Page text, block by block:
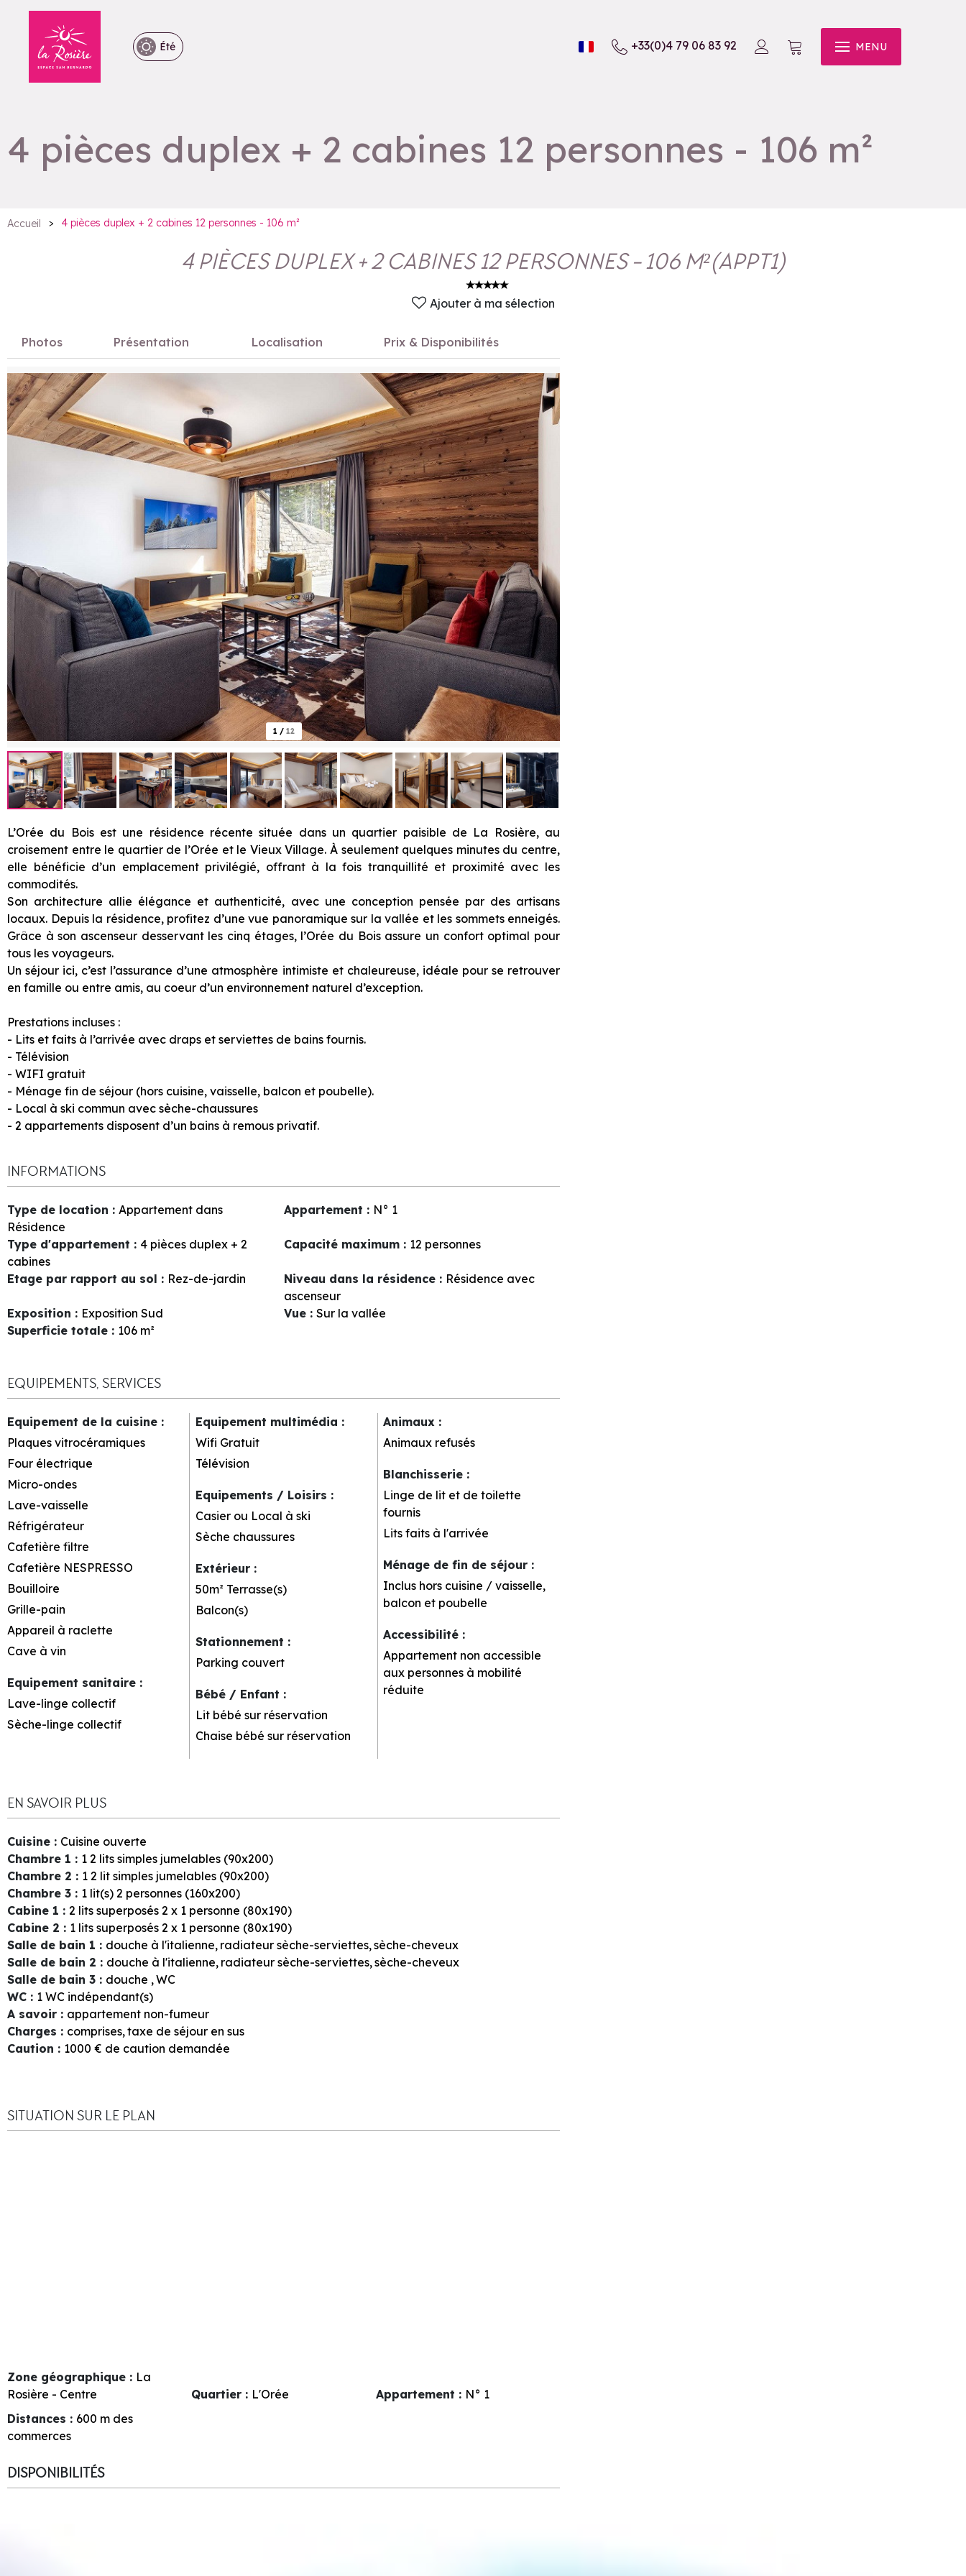
Été +33(0)4 79 06 83 92 MENU
4 pièces duplex + 2 cabines 12 personnes - 106 m²
Accueil > 4 pièces duplex + 2 cabines 12 personnes - 106 m²
4 PIÈCES DUPLEX + 2 CABINES 12 PERSONNES - 106 M²(APPT1)
Ajouter à ma sélection
Photos Présentation Localisation Prix & Disponibilités
1 / 12
L’Orée du Bois est une résidence récente située dans un quartier paisible de La Rosière, au
croisement entre le quartier de l’Orée et le Vieux Village. À seulement quelques minutes du centre,
elle bénéficie d’un emplacement privilégié, offrant à la fois tranquillité et proximité avec les
commodités.
Son architecture allie élégance et authenticité, avec une conception pensée par des artisans
locaux. Depuis la résidence, profitez d’une vue panoramique sur la vallée et les sommets enneigés.
Grâce à son ascenseur desservant les cinq étages, l’Orée du Bois assure un confort optimal pour
tous les voyageurs.
Un séjour ici, c’est l’assurance d’une atmosphère intimiste et chaleureuse, idéale pour se retrouver
en famille ou entre amis, au coeur d’un environnement naturel d’exception.
Prestations incluses :
- Lits et faits à l’arrivée avec draps et serviettes de bains fournis.
- Télévision
- WIFI gratuit
- Ménage fin de séjour (hors cuisine, vaisselle, balcon et poubelle).
- Local à ski commun avec sèche-chaussures
- 2 appartements disposent d’un bains à remous privatif.
INFORMATIONS
Type de location : Appartement dans
Résidence
Appartement : N° 1
Type d'appartement : 4 pièces duplex + 2
cabines
Capacité maximum : 12 personnes
Etage par rapport au sol : Rez-de-jardin Niveau dans la résidence : Résidence avec
ascenseur
Exposition : Exposition Sud Vue : Sur la vallée
Superficie totale : 106 m²
EQUIPEMENTS, SERVICES
Equipement de la cuisine :
Plaques vitrocéramiques
Four électrique
Micro-ondes
Lave-vaisselle
Réfrigérateur
Cafetière filtre
Cafetière NESPRESSO
Bouilloire
Grille-pain
Appareil à raclette
Cave à vin
Equipement sanitaire :
Lave-linge collectif
Sèche-linge collectif
Equipement multimédia :
Wifi Gratuit
Télévision
Equipements / Loisirs :
Casier ou Local à ski
Sèche chaussures
Extérieur :
50m² Terrasse(s)
Balcon(s)
Stationnement :
Parking couvert
Bébé / Enfant :
Lit bébé sur réservation
Chaise bébé sur réservation
Animaux :
Animaux refusés
Blanchisserie :
Linge de lit et de toilette
fournis
Lits faits à l'arrivée
Ménage de fin de séjour :
Inclus hors cuisine / vaisselle,
balcon et poubelle
Accessibilité :
Appartement non accessible
aux personnes à mobilité
réduite
EN SAVOIR PLUS
Cuisine : Cuisine ouverte
Chambre 1 : 1 2 lits simples jumelables (90x200)
Chambre 2 : 1 2 lit simples jumelables (90x200)
Chambre 3 : 1 lit(s) 2 personnes (160x200)
Cabine 1 : 2 lits superposés 2 x 1 personne (80x190)
Cabine 2 : 1 lits superposés 2 x 1 personne (80x190)
Salle de bain 1 : douche à l'italienne radiateur sèche-serviettes sèche-cheveux
Salle de bain 2 : douche à l'italienne radiateur sèche-serviettes sèche-cheveux
Salle de bain 3 : douche WC
WC : 1 WC indépendant(s)
A savoir : appartement non-fumeur
Charges : comprises taxe de séjour en sus
Caution : 1000 € de caution demandée
SITUATION SUR LE PLAN
Zone géographique : La
Rosière - Centre
Quartier : L'Orée Appartement : N° 1
Distances : 600 m des
commerces
DISPONIBILITÉS